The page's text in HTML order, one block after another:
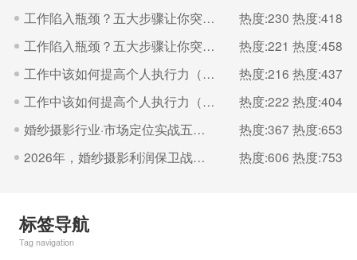
工作陷入瓶颈？五大步骤让你突破（二）
热度:230 热度:418
工作陷入瓶颈？五大步骤让你突破（一）
热度:221 热度:458
工作中该如何提高个人执行力（二）
热度:216 热度:437
工作中该如何提高个人执行力（一）
热度:222 热度:404
婚纱摄影行业·市场定位实战五步法
热度:367 热度:653
2026年，婚纱摄影利润保卫战的核心是“控成本
热度:606 热度:753
标签导航
Tag navigation